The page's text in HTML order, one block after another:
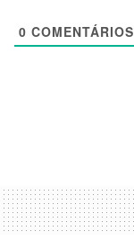
0 COMENTÁRIOS